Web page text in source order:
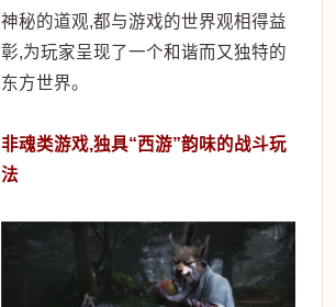
神秘的道观,都与游戏的世界观相得益
彰,为玩家呈现了一个和谐而又独特的
东方世界。
非魂类游戏,独具“西游”韵味的战斗玩
法